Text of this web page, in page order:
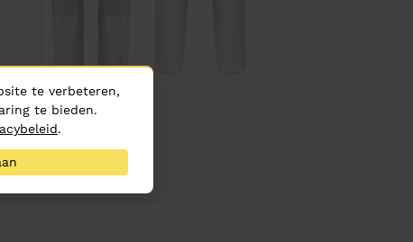
offerte
te verbeteren,
te bieden.
.